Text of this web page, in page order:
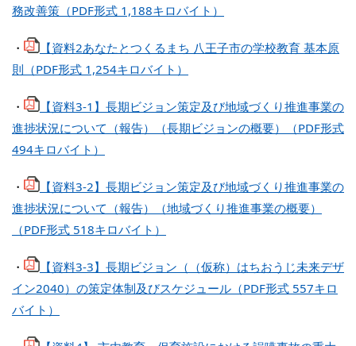
務改善策（PDF形式 1,188キロバイト）
・
【資料2あなたとつくるまち 八王子市の学校教育 基本原
則（PDF形式 1,254キロバイト）
・
【資料3-1】長期ビジョン策定及び地域づくり推進事業の
進捗状況について（報告）（長期ビジョンの概要）（PDF形式
494キロバイト）
・
【資料3-2】長期ビジョン策定及び地域づくり推進事業の
進捗状況について（報告）（地域づくり推進事業の概要）
（PDF形式 518キロバイト）
・
【資料3-3】長期ビジョン（（仮称）はちおうじ未来デザ
イン2040）の策定体制及びスケジュール（PDF形式 557キロ
バイト）